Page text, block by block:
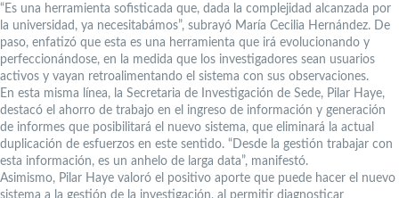
“Es una herramienta sofisticada que, dada la complejidad alcanzada por
la universidad, ya necesitabámos”, subrayó María Cecilia Hernández. De
paso, enfatizó que esta es una herramienta que irá evolucionando y
perfeccionándose, en la medida que los investigadores sean usuarios
activos y vayan retroalimentando el sistema con sus observaciones.
En esta misma línea, la Secretaria de Investigación de Sede, Pilar Haye,
destacó el ahorro de trabajo en el ingreso de información y generación
de informes que posibilitará el nuevo sistema, que eliminará la actual
duplicación de esfuerzos en este sentido. “Desde la gestión trabajar con
esta información, es un anhelo de larga data”, manifestó.
Asimismo, Pilar Haye valoró el positivo aporte que puede hacer el nuevo